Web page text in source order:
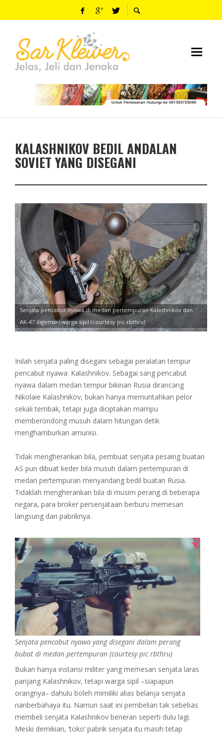
KALASHNIKOV BEDIL ANDALAN
SOVIET YANG DISEGANI
Senjata pencabut nyawa di medan pertempuran Kalashnikov dan
AK-47 digemari warga sipil (courtesy pic rbthru)
Inilah senjata paling disegani sebagai peralatan tempur
pencabut nyawa: Kalashnikov. Sebagai sang pencabut
nyawa dalam medan tempur bikinan Rusia dirancang
Nikolaie Kalashnikov, bukan hanya memuntahkan pelor
sekali tembak, tetapi juga diciptakan mampu
memberondong musuh dalam hitungan detik
menghamburkan amunisi.
Tidak mengherankan bila, pembuat senjata pesaing buatan
AS pun dibuat keder bila musuh dalam pertempuran di
medan pertempuran menyandang bedil buatan Rusia.
Tidaklah mengherankan bila di musim perang di beberapa
negara, para broker persenjataan berburu memesan
langsung dari pabriknya.
Senjata pencabut nyawa yang disegani dalam perang
bubat di medan pertempuran (courtesy pic rbthru)
Bukan hanya instansi militer yang memesan senjata laras
panjang Kalashnikov, tetapi warga sipil –siapapun
orangnya– dahulu boleh mimiliki alias belanja senjata
nanberbahaya itu. Namun saat ini pembelian tak sebebas
membeli senjata Kalashnikov beneran seperti dulu lagi.
Meski demikian, ‘toko’ pabrik senjata itu masih tetap